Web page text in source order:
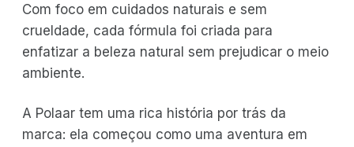
Com foco em cuidados naturais e sem
crueldade, cada fórmula foi criada para
enfatizar a beleza natural sem prejudicar o meio
ambiente.
A Polaar tem uma rica história por trás da
marca: ela começou como uma aventura em